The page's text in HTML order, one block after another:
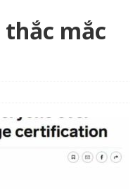
thắc mắc